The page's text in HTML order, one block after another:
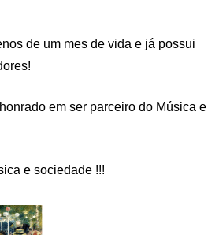
de um mes de vida e já possui
em ser parceiro do Música e
e sociedade !!!